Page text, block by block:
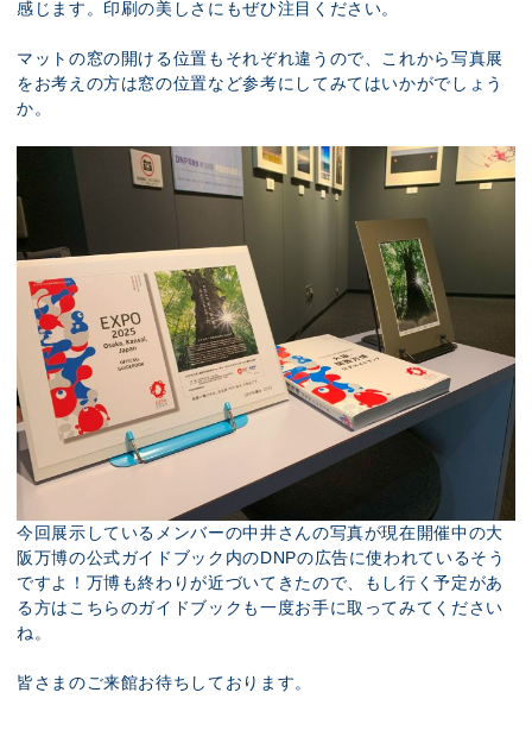
感じます。印刷の美しさにもぜひ注目ください。
マットの窓の開ける位置もそれぞれ違うので、これから写真展
をお考えの方は窓の位置など参考にしてみてはいかがでしょう
か。
今回展示しているメンバーの中井さんの写真が現在開催中の大
阪万博の公式ガイドブック内のDNPの広告に使われているそう
ですよ！万博も終わりが近づいてきたので、もし行く予定があ
る方はこちらのガイドブックも一度お手に取ってみてください
ね。
皆さまのご来館お待ちしております。